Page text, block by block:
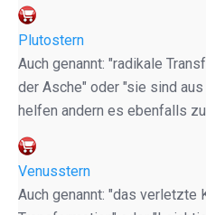
Plutostern
Auch genannt: "radikale
der Asche" oder "sie sind
helfen andern es ebenfalls
Venusstern
Auch genannt: "das verletzte